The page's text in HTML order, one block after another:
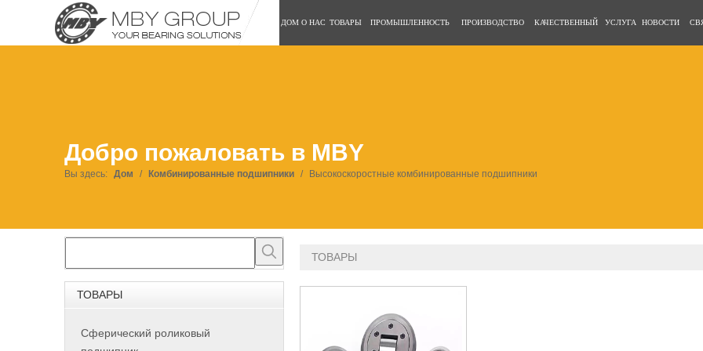
ДОМ О НАС ТОВАРЫ ПРОМЫШЛЕННОСТЬ ПРОИЗВОДСТВО КАЧЕСТВЕННЫЙ УСЛУГА НОВОСТИ
Добро пожаловать в MBY
Вы здесь: Дом / Комбинированные подшипники / Высокоскоростные комбинированные подшипники
ТОВАРЫ
Сферический роликовый
ТОВАРЫ